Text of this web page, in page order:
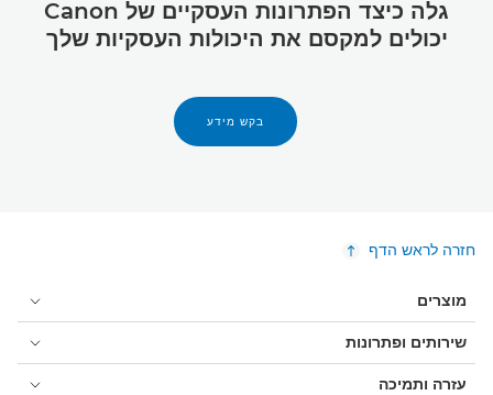
גלה כיצד הפתרונות העסקיים של Canon
יכולים למקסם את היכולות העסקיות שלך
בקש מידע
חזרה לראש הדף
מוצרים
שירותים ופתרונות
עזרה ותמיכה